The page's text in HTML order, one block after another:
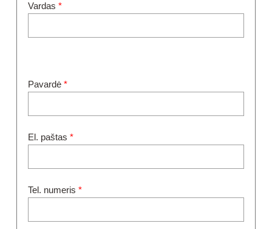
Vardas *
Pavardė *
El. paštas *
Tel. numeris *